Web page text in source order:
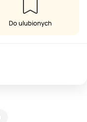
Do ulubionych